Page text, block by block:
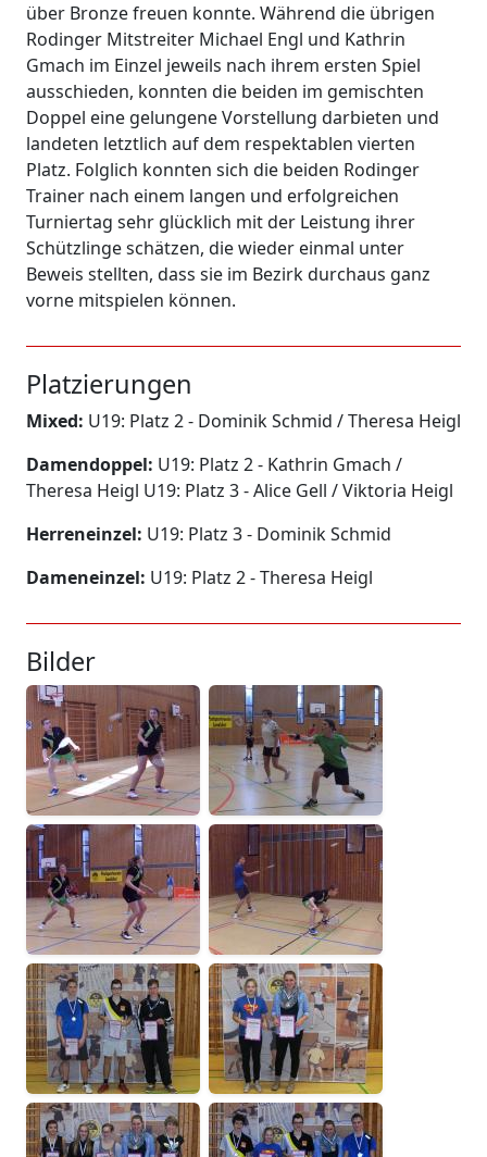
über Bronze freuen konnte. Während die übrigen
Rodinger Mitstreiter Michael Engl und Kathrin
Gmach im Einzel jeweils nach ihrem ersten Spiel
ausschieden, konnten die beiden im gemischten
Doppel eine gelungene Vorstellung darbieten und
landeten letztlich auf dem respektablen vierten
Platz. Folglich konnten sich die beiden Rodinger
Trainer nach einem langen und erfolgreichen
Turniertag sehr glücklich mit der Leistung ihrer
Schützlinge schätzen, die wieder einmal unter
Beweis stellten, dass sie im Bezirk durchaus ganz
vorne mitspielen können.
Platzierungen
Mixed: U19: Platz 2 - Dominik Schmid / Theresa Heigl
Damendoppel: U19: Platz 2 - Kathrin Gmach /
Theresa Heigl U19: Platz 3 - Alice Gell / Viktoria Heigl
Herreneinzel: U19: Platz 3 - Dominik Schmid
Dameneinzel: U19: Platz 2 - Theresa Heigl
Bilder